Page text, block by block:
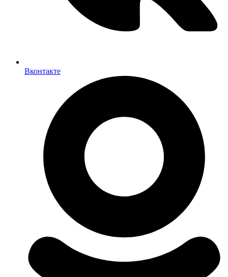
Вконтакте